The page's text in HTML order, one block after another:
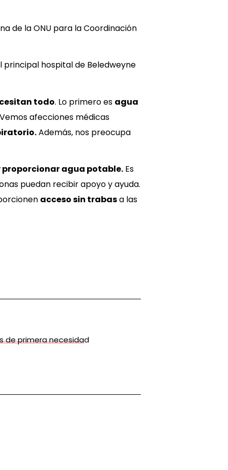
de la ONU para la Coordinación
principal hospital de Beledweyne
todo. Lo primero es agua
afecciones médicas
Además, nos preocupa
agua potable. Es
puedan recibir apoyo y ayuda.
acceso sin trabasa las
de primera necesidad